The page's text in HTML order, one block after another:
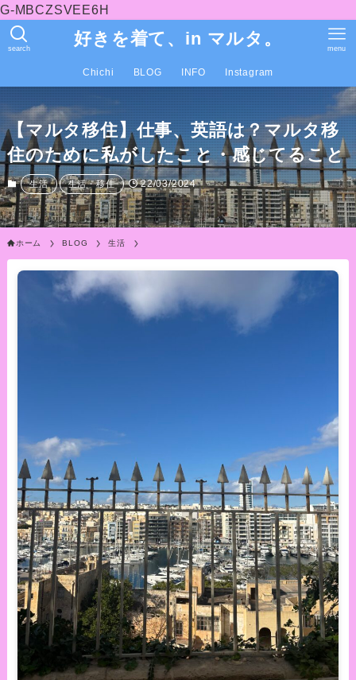
G-MBCZSVEE6H
好きを着て、in マルタ。
search menu
Chichi BLOG INFO Instagram
【マルタ移住】仕事、英語は？マルタ移
住のために私がしたこと・感じてること
生活 生活・移住 22/03/2024
ホーム BLOG 生活